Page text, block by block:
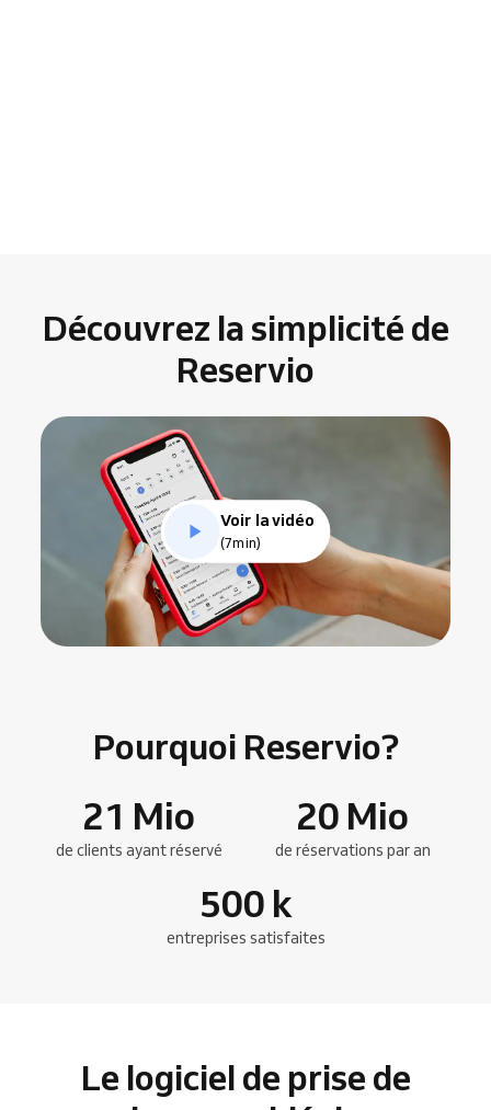
Découvrez la simplicité de
Reservio
Voir la vidéo
(7min)
Pourquoi Reservio?
21 Mio
de clients ayant réservé
20 Mio
de réservations par an
500 k
entreprises satisfaites
Le logiciel de prise de